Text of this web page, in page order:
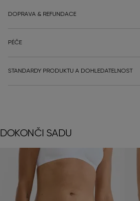
DOPRAVA & REFUNDACE
PÉČE
STANDARDY PRODUKTU A DOHLEDATELNOST
DOKONČI SADU